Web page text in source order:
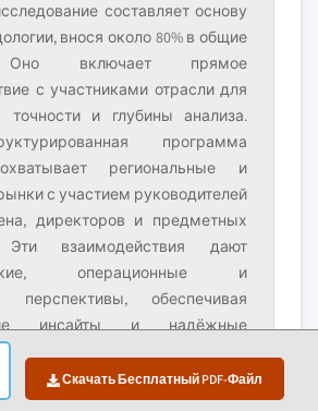
Скачать Бесплатный PDF-Файл
составляет основу
внося около 80% в общие
Оно включает прямое
с участниками отрасли для
точности и глубины анализа.
программа
региональные и
с участием руководителей
директоров и предметных
Эти взаимодействия дают
операционные и
перспективы, обеспечивая
инсайты и надёжные